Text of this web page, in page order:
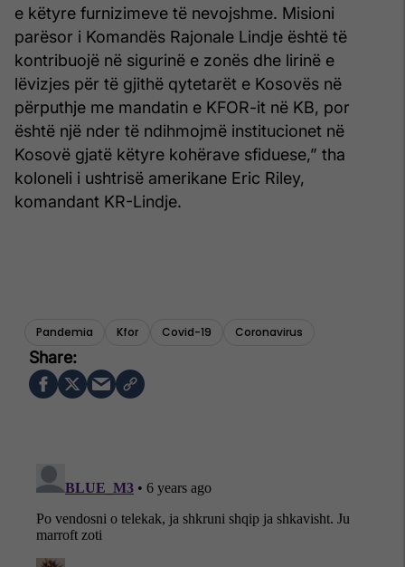
e këtyre furnizimeve të nevojshme. Misioni
parësor i Komandës Rajonale Lindje është të
kontribuojë në sigurinë e zonës dhe lirinë e
lëvizjes për të gjithë qytetarët e Kosovës në
përputhje me mandatin e KFOR-it në KB, por
është një nder të ndihmojmë institucionet në
Kosovë gjatë këtyre kohërave sfiduese,” tha
koloneli i ushtrisë amerikane Eric Riley,
komandant KR-Lindje.
Pandemia Kfor Covid-19 Coronavirus